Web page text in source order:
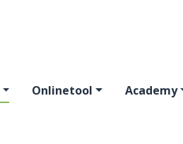
Onlinetool Academy